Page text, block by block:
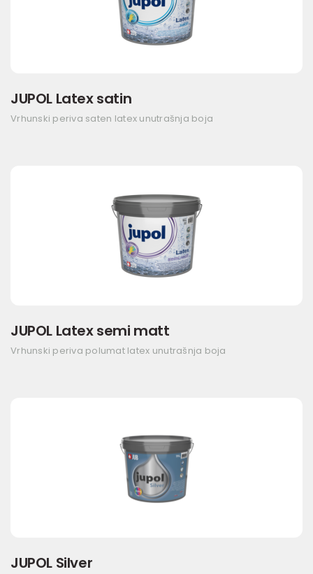
JUPOL Latex satin
Vrhunski periva saten latex unutrašnja boja
JUPOL Latex semi matt
Vrhunski periva polumat latex unutrašnja boja
JUPOL Silver